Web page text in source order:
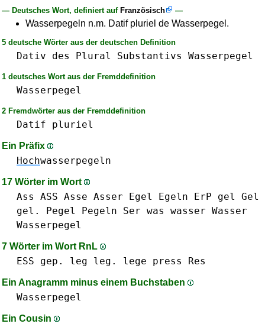
— Deutsches Wort, definiert auf Französisch —
Wasserpegeln n.m. Datif pluriel de Wasserpegel.
5 deutsche Wörter aus der deutschen Definition
Dativ des Plural Substantivs Wasserpegel
1 deutsches Wort aus der Fremddefinition
Wasserpegel
2 Fremdwörter aus der Fremddefinition
Datif pluriel
Ein Präfix
Hochwasserpegeln
17 Wörter im Wort
Ass ASS Asse Asser Egel Egeln ErP
gel Gel
gel.
Pegel Pegeln Ser was
wasser Wasser
Wasserpegel
7 Wörter im Wort RnL
ESS gep. leg leg. lege press Res
Ein Anagramm minus einem Buchstaben
Wasserpegel
Ein Cousin